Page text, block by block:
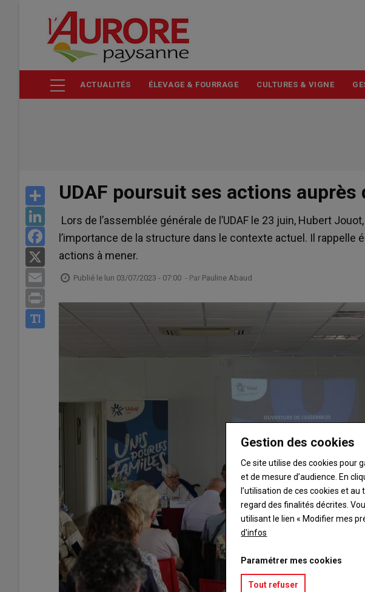
contenu
ACTUALITÉS ÉLEVAGE & FOURRAGE CULTURES & VIGNE
Share
LinkedIn
Facebook
Email
UDAF poursuit ses actions auprès
Lors de l’assemblée générale de l’UDAF le 23 juin, Hubert
l’importance de la structure dans le contexte actuel. Il rappelle
actions à mener.
Publié le lun 03/07/2023 - 07:00 - Par Pauline Abaud
Gestion des cookies
Ce site utilise des cookies pour
et de mesure d’audience. En
l’utilisation de ces cookies et
regard des finalités décrites.
utilisant le lien « Modifier mes
d'infos
Paramétrer mes cookies
Tout refuser